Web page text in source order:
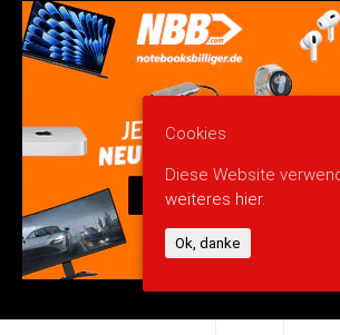
Cookies
Diese Website
weiteres hier.
Ok, danke